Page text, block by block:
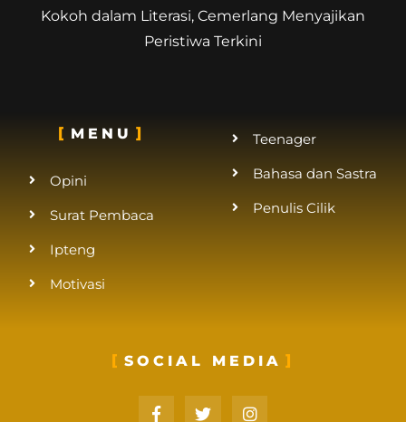
Kokoh dalam Literasi, Cemerlang Menyajikan
Peristiwa Terkini
MENU
Opini
Surat Pembaca
Ipteng
Motivasi
Teenager
Bahasa dan Sastra
Penulis Cilik
SOCIAL MEDIA